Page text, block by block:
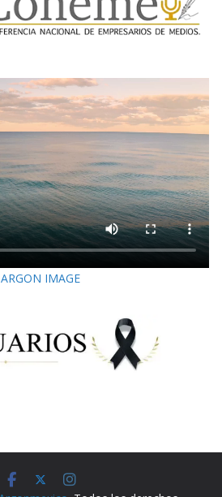
ARGON IMAGE